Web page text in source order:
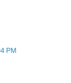
PM